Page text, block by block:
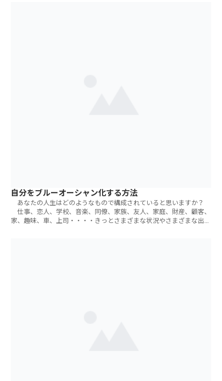
自分をブルーオーシャン化する方法
あなたの人生はどのようなもので構成されていると思いますか？
仕事、恋人、学校、音楽、同僚、家族、友人、家庭、財産、顧客、
家、趣味、車、上司・・・・きっとさまざまな状況やさまざまな出来